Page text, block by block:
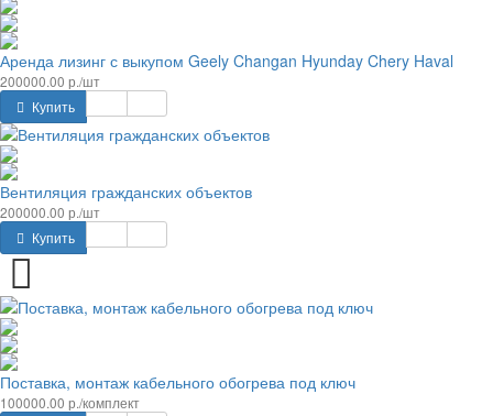
Аренда лизинг с выкупом Geely Changan Hyunday Chery Haval
200000.00 р./шт
Купить
Вентиляция гражданских объектов
200000.00 р./шт
Купить
Поставка, монтаж кабельного обогрева под ключ
100000.00 р./комплект